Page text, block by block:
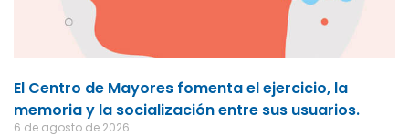
El Centro de Mayores fomenta el ejercicio, la
memoria y la socialización entre sus usuarios.
6 de agosto de 2026